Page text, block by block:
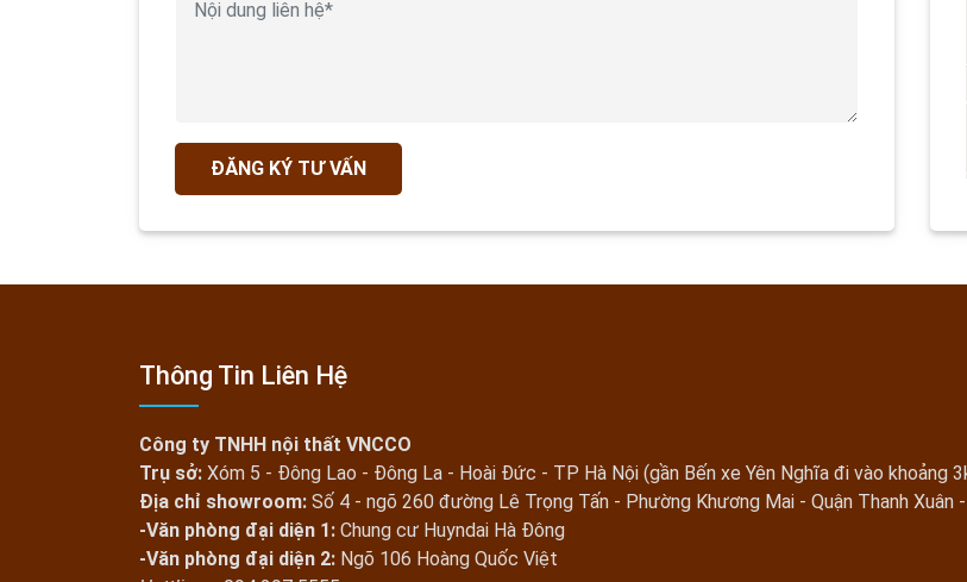
ĐĂNG KÝ TƯ VẤN
Thông Tin Liên Hệ
Công ty TNHH nội thất VNCCO
Trụ sở: Xóm 5 - Đông Lao - Đông La - Hoài Đức - TP Hà Nội (gần Bến xe Yên Nghĩa đi vào khoảng
Địa chỉ showroom: Số 4 - ngõ 260 đường Lê Trọng Tấn - Phường Khương Mai - Quận Thanh Xuân
-Văn phòng đại diện 1: Chung cư Huyndai Hà Đông
-Văn phòng đại diện 2: Ngõ 106 Hoàng Quốc Việt